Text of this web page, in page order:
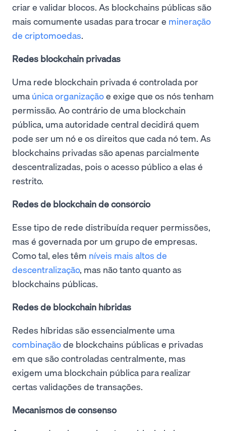
criar e validar blocos. As blockchains públicas são
mais comumente usadas para trocar e mineração
de criptomoedas.
Redes blockchain privadas
Uma rede blockchain privada é controlada por
uma única organizaçãoe exige que os nós tenham
permissão. Ao contrário de uma blockchain
pública, uma autoridade central decidirá quem
pode ser um nó e os direitos que cada nó tem. As
blockchains privadas são apenas parcialmente
descentralizadas, pois o acesso público a elas é
restrito.
Redes de blockchain de consórcio
Esse tipo de rede distribuída requer permissões,
mas é governada por um grupo de empresas.
Como tal, eles têm níveis mais altos de
descentralização, mas não tanto quanto as
blockchains públicas.
Redes de blockchain híbridas
Redes híbridas são essencialmente uma
combinaçãode blockchains públicas e privadas
em que são controladas centralmente, mas
exigem uma blockchain pública para realizar
certas validações de transações.
Mecanismos de consenso